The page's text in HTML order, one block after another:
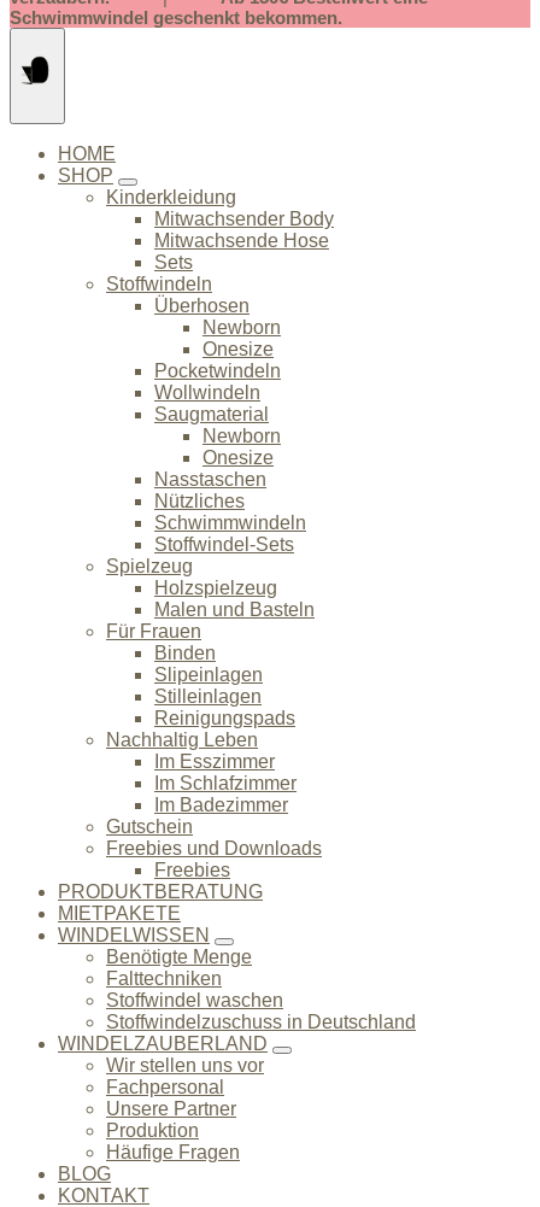
Schwimmwindel geschenkt bekommen.
HOME
SHOP
Kinderkleidung
Mitwachsender Body
Mitwachsende Hose
Sets
Stoffwindeln
Überhosen
Newborn
Onesize
Pocketwindeln
Wollwindeln
Saugmaterial
Newborn
Onesize
Nasstaschen
Nützliches
Schwimmwindeln
Stoffwindel-Sets
Spielzeug
Holzspielzeug
Malen und Basteln
Für Frauen
Binden
Slipeinlagen
Stilleinlagen
Reinigungspads
Nachhaltig Leben
Im Esszimmer
Im Schlafzimmer
Im Badezimmer
Gutschein
Freebies und Downloads
Freebies
PRODUKTBERATUNG
MIETPAKETE
WINDELWISSEN
Benötigte Menge
Falttechniken
Stoffwindel waschen
Stoffwindelzuschuss in Deutschland
WINDELZAUBERLAND
Wir stellen uns vor
Fachpersonal
Unsere Partner
Produktion
Häufige Fragen
BLOG
KONTAKT